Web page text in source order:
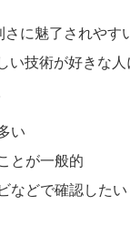
に魅了されやす
い技術が好きな
い
とが一般的
などで確認したい